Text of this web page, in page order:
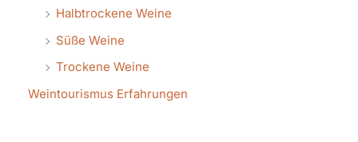
Halbtrockene Weine
Süße Weine
Trockene Weine
Weintourismus Erfahrungen